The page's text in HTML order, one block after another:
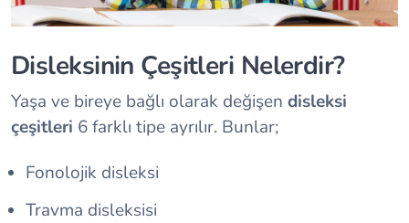
Disleksinin Çeşitleri Nelerdir?
Yaşa ve bireye bağlı olarak değişen disleksi
çeşitleri 6 farklı tipe ayrılır. Bunlar;
Fonolojik disleksi
Travma disleksisi